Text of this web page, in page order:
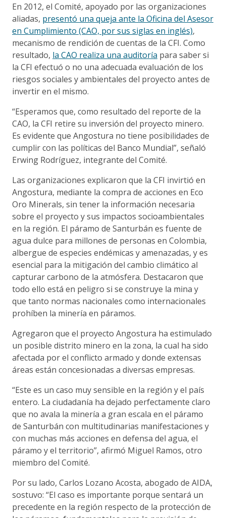
En 2012, el Comité, apoyado por las organizaciones
aliadas, presentó una queja ante la Oficina del Asesor
en Cumplimiento (CAO, por sus siglas en inglés),
mecanismo de rendición de cuentas de la CFI. Como
resultado, la CAO realiza una auditoría para saber si
la CFI efectuó o no una adecuada evaluación de los
riesgos sociales y ambientales del proyecto antes de
invertir en el mismo.
“Esperamos que, como resultado del reporte de la
CAO, la CFI retire su inversión del proyecto minero.
Es evidente que Angostura no tiene posibilidades de
cumplir con las políticas del Banco Mundial”, señaló
Erwing Rodríguez, integrante del Comité.
Las organizaciones explicaron que la CFI invirtió en
Angostura, mediante la compra de acciones en Eco
Oro Minerals, sin tener la información necesaria
sobre el proyecto y sus impactos socioambientales
en la región. El páramo de Santurbán es fuente de
agua dulce para millones de personas en Colombia,
albergue de especies endémicas y amenazadas, y es
esencial para la mitigación del cambio climático al
capturar carbono de la atmósfera. Destacaron que
todo ello está en peligro si se construye la mina y
que tanto normas nacionales como internacionales
prohíben la minería en páramos.
Agregaron que el proyecto Angostura ha estimulado
un posible distrito minero en la zona, la cual ha sido
afectada por el conflicto armado y donde extensas
áreas están concesionadas a diversas empresas.
“Este es un caso muy sensible en la región y el país
entero. La ciudadanía ha dejado perfectamente claro
que no avala la minería a gran escala en el páramo
de Santurbán con multitudinarias manifestaciones y
con muchas más acciones en defensa del agua, el
páramo y el territorio”, afirmó Miguel Ramos, otro
miembro del Comité.
Por su lado, Carlos Lozano Acosta, abogado de AIDA,
sostuvo: “El caso es importante porque sentará un
precedente en la región respecto de la protección de